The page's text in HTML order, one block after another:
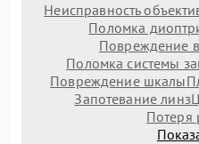
Неисправность
Поломка
Повреждение
Поломка системы
Повреждение шкалы
Запотевание линз
Потеря